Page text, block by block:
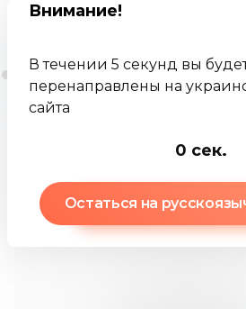
Внимание!
В течении 5 секунд вы
перенаправлены на
сайта
0 сек.
Остаться на
Взнос после уплаты